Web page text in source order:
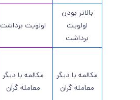
بالاتر بودن
اولویت
برداشت
اولویت برداشت
مکالمه با دیگر
معامله گران
مکالمه با دیگر
معامله گران